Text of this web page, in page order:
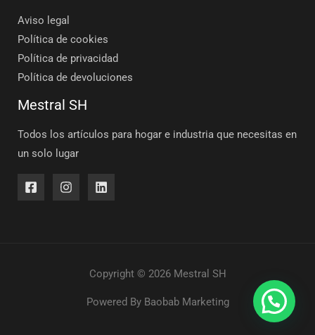
Aviso legal
Política de cookies
Política de privacidad
Política de devoluciones
Mestral SH
Todos los artículos para hogar e industria que necesitas en
un solo lugar
Copyright © 2026 Mestral SH
Powered By Baobab Marketing